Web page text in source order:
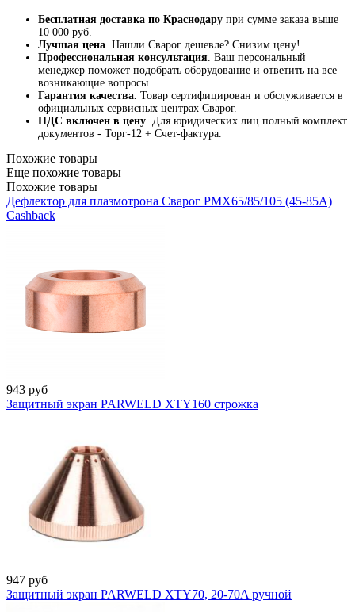
Бесплатная доставка по Краснодару при сумме заказа выше
10 000 руб.
Лучшая цена . Нашли Сварог дешевле? Снизим цену!
Профессиональная консультация . Ваш персональный
менеджер поможет подобрать оборудование и ответить на все
возникающие вопросы.
Гарантия качества. Товар сертифицирован и обслуживается в
официальных сервисных центрах Сварог.
НДС включен в цену . Для юридических лиц полный комплект
документов - Торг-12 + Счет-фактура.
Похожие товары
Еще похожие товары
Похожие товары
Дефлектор для плазмотрона Сварог PMX65/85/105 (45-85А)
Cashback
943 руб
Защитный экран PARWELD XTY160 строжка
947 руб
Защитный экран PARWELD XTY70, 20-70A ручной